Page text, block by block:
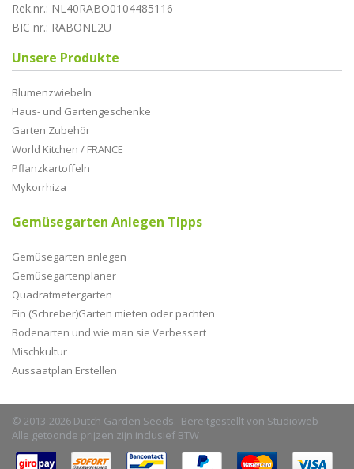
Rek.nr.: NL40RABO0104485116
BIC nr.: RABONL2U
Unsere Produkte
Blumenzwiebeln
Haus- und Gartengeschenke
Garten Zubehör
World Kitchen / FRANCE
Pflanzkartoffeln
Mykorrhiza
Gemüsegarten Anlegen Tipps
Gemüsegarten anlegen
Gemüsegartenplaner
Quadratmetergarten
Ein (Schreber)Garten mieten oder pachten
Bodenarten und wie man sie Verbessert
Mischkultur
Aussaatplan Erstellen
© 2013-2026 Dutch Garden Seeds. Bereitgestellt von Studioweb
Alle getoonde prijzen zijn inclusief BTW